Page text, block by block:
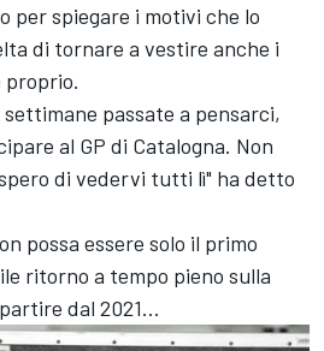
per spiegare i motivi che lo
di tornare a vestire anche i
proprio.
passate a pensarci,
al GP di Catalogna. Non
di vedervi tutti lì" ha detto
possa essere solo il primo
ritorno a tempo pieno sulla
dal 2021...